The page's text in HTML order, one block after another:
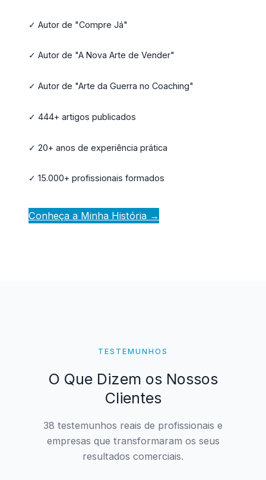
✓ Autor de "Compre Já"
✓ Autor de "A Nova Arte de Vender"
✓ Autor de "Arte da Guerra no Coaching"
✓ 444+ artigos publicados
✓ 20+ anos de experiência prática
✓ 15.000+ profissionais formados
Conheça a Minha História →
TESTEMUNHOS
O Que Dizem os Nossos
Clientes
38 testemunhos reais de profissionais e
empresas que transformaram os seus
resultados comerciais.